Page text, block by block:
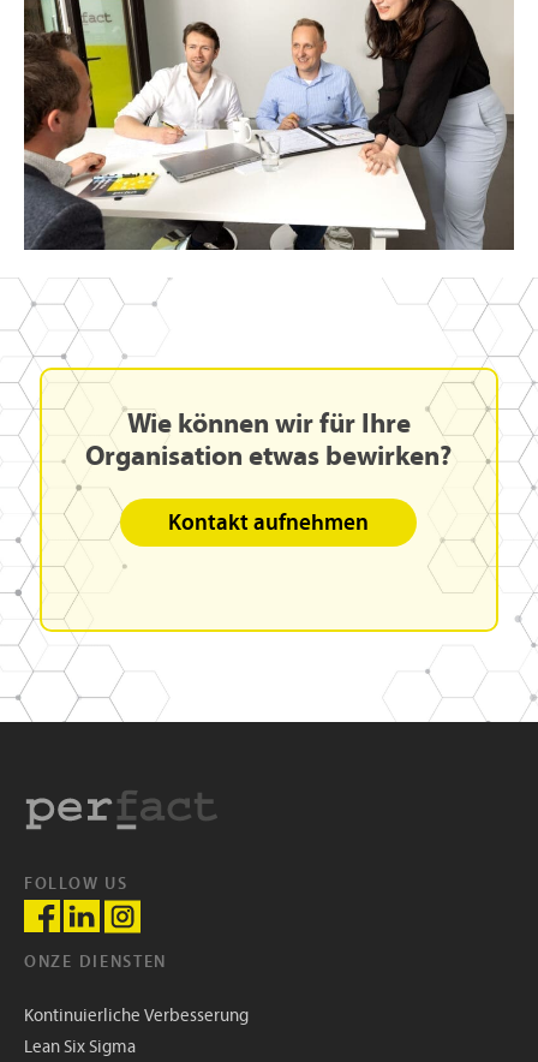
Wie können wir für Ihre
Organisation etwas bewirken?
Kontakt aufnehmen
FOLLOW US
ONZE DIENSTEN
Kontinuierliche Verbesserung
Lean Six Sigma